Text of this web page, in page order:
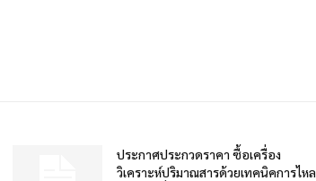
ประกาศประกวดราคา ซื้อเครื่อง
วิเคราะห์ปริมาณสารด้วยเทคนิคการไหล